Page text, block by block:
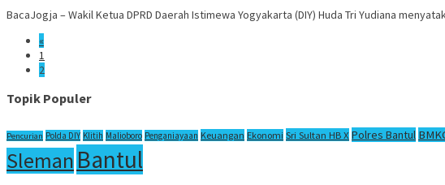
BacaJogja – Wakil Ketua DPRD Daerah Istimewa Yogyakarta (DIY) Huda Tri Yudiana
«
1
2
Topik Populer
Pencurian Polda DIY Klitih Malioboro Penganiayaan Keuangan Ekonomi Sri Sultan HB X Polres Bantul
Sleman Bantul